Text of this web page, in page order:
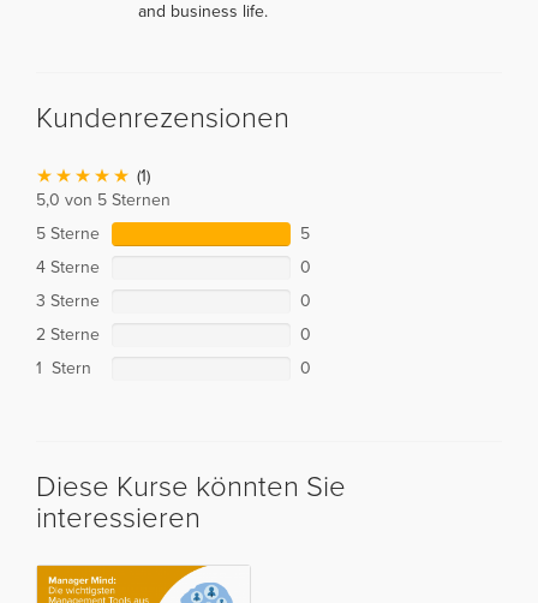
and business life.
Kundenrezensionen
(1)
5,0 von 5 Sternen
5 Sterne
5
4 Sterne
0
3 Sterne
0
2 Sterne
0
1 Stern
0
Diese Kurse könnten Sie
interessieren